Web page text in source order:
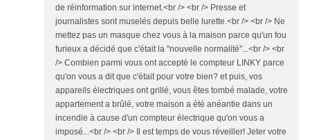
de réinformation sur internet.<br /> <br /> Presse et
journalistes sont muselés depuis belle lurette.<br /> <br /> Ne
mettez pas un masque chez vous à la maison parce qu'un fou
furieux a décidé que c'était la "nouvelle normalité"...<br /> <br
/> Combien parmi vous ont accepté le compteur LINKY parce
qu'on vous a dit que c'était pour votre bien? et puis, vos
appareils électriques ont grillé, vous êtes tombé malade, votre
appartement a brûlé, votre maison a été anéantie dans un
incendie à cause d'un compteur électrique qu'on vous a
imposé...<br /> <br /> Il est temps de vous réveiller! Jeter votre